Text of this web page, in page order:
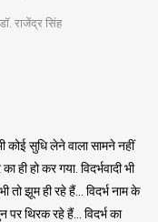
डॉ. राजेंद्र सिंह
सुधि लेने वाला सामने नहीं
ही हो कर गया. विदर्भवादी भी
तो झूम ही रहे हैं… विदर्भ नाम के
पर थिरक रहे हैं… विदर्भ का